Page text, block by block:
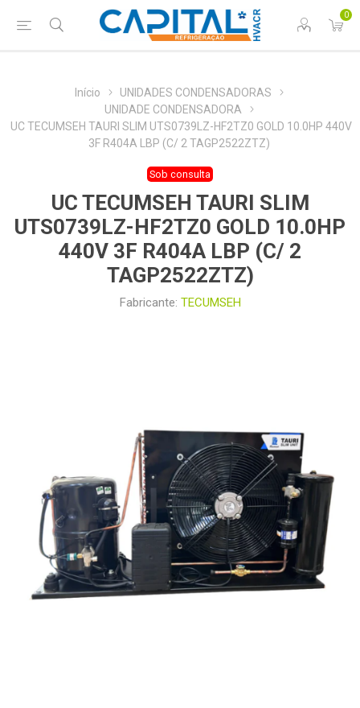
0
Início
UNIDADES CONDENSADORAS
UNIDADE CONDENSADORA
UC TECUMSEH TAURI SLIM UTS0739LZ-HF2TZ0 GOLD 10.0HP 440V
3F R404A LBP (C/ 2 TAGP2522ZTZ)
Sob consulta
UC TECUMSEH TAURI SLIM
UTS0739LZ-HF2TZ0 GOLD 10.0HP
440V 3F R404A LBP (C/ 2
TAGP2522ZTZ)
Fabricante: TECUMSEH